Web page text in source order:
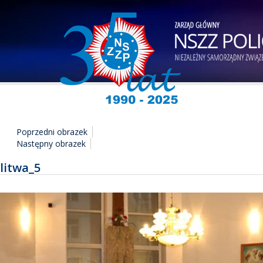
Poprzedni obrazek
Następny obrazek
litwa_5